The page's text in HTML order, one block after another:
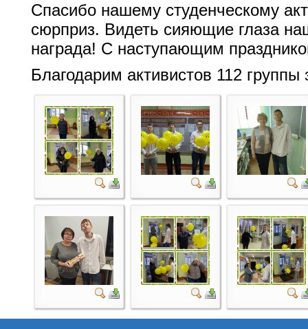
Спасибо нашему студенческому
сюрприз. Видеть сияющие глаза
награда! С наступающим
Благодарим активистов 112